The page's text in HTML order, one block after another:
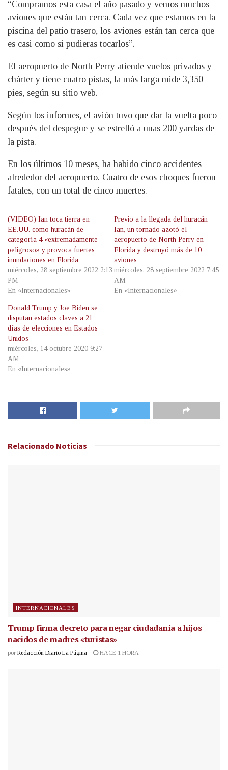
“Compramos esta casa el año pasado y vemos muchos
aviones que están tan cerca. Cada vez que estamos en la
piscina del patio trasero, los aviones están tan cerca que
es casi como si pudieras tocarlos”.
El aeropuerto de North Perry atiende vuelos privados y
chárter y tiene cuatro pistas, la más larga mide 3,350
pies, según su sitio web.
Según los informes, el avión tuvo que dar la vuelta poco
después del despegue y se estrelló a unas 200 yardas de
la pista.
En los últimos 10 meses, ha habido cinco accidentes
alrededor del aeropuerto. Cuatro de esos choques fueron
fatales, con un total de cinco muertes.
(VIDEO) Ian toca tierra en
EE.UU. como huracán de
categoría 4 «extremadamente
peligroso» y provoca fuertes
inundaciones en Florida
miércoles, 28 septiembre 2022 2:13
PM
En «Internacionales»
Previo a la llegada del huracán
Ian, un tornado azotó el
aeropuerto de North Perry en
Florida y destruyó más de 10
aviones
miércoles, 28 septiembre 2022 7:45
AM
En «Internacionales»
Donald Trump y Joe Biden se
disputan estados claves a 21
días de elecciones en Estados
Unidos
miércoles, 14 octubre 2020 9:27
AM
En «Internacionales»
Relacionado Noticias
INTERNACIONALES
Trump firma decreto para negar ciudadanía a hijos
nacidos de madres «turistas»
por Redacción Diario La Página HACE 1 HORA